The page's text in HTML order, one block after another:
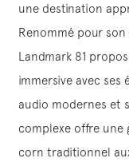
une destination
Renommé pour
Landmark 81
immersive avec ses
audio modernes et
complexe offre une
corn traditionnel